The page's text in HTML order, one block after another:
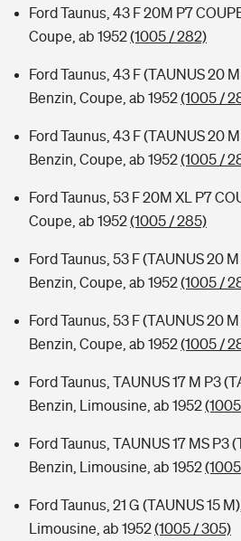
Ford Taunus, 43 F 20M P7
Coupe, ab 1952(1005 / 282)
Ford Taunus, 43 F (TAUNUS 20
Benzin, Coupe, ab 1952(1005 /
Ford Taunus, 43 F (TAUNUS 20
Benzin, Coupe, ab 1952(1005 /
Ford Taunus, 53 F 20M XL P7
Coupe, ab 1952(1005 / 285)
Ford Taunus, 53 F (TAUNUS 20
Benzin, Coupe, ab 1952(1005 /
Ford Taunus, 53 F (TAUNUS 20
Benzin, Coupe, ab 1952(1005 /
Ford Taunus, TAUNUS 17 M P3
Benzin, Limousine, ab 1952
Ford Taunus, TAUNUS 17 MS P3
Benzin, Limousine, ab 1952
Ford Taunus, 21 G (TAUNUS 15
Limousine, ab 1952(1005 / 305)